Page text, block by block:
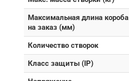
Максимальная длина короба
на заказ (мм)
Количество створок
Класс защиты (IP)